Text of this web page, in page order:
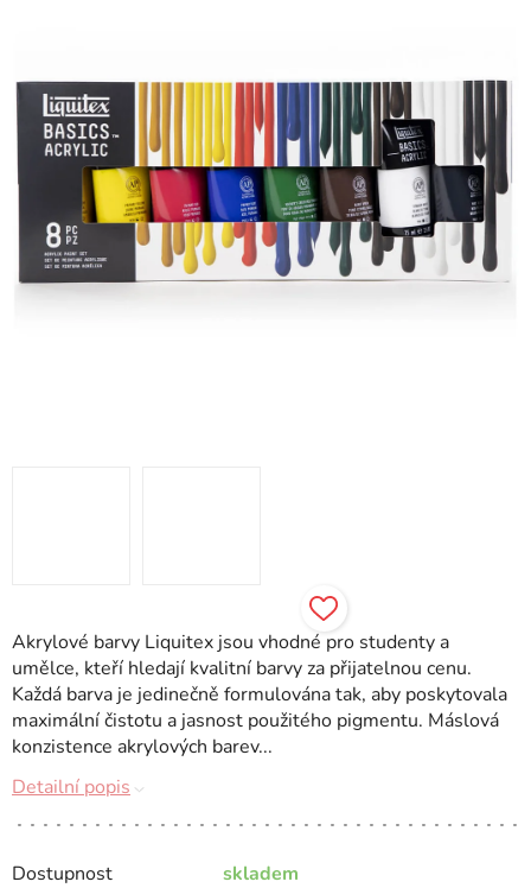
Dostupnost
skladem
Akrylové barvy Liquitex jsou vhodné pro studenty a
umělce, kteří hledají kvalitní barvy za přijatelnou cenu.
Každá barva je jedinečně formulována tak, aby poskytovala
maximální čistotu a jasnost použitého pigmentu. Máslová
konzistence akrylových barev...
Detailní popis